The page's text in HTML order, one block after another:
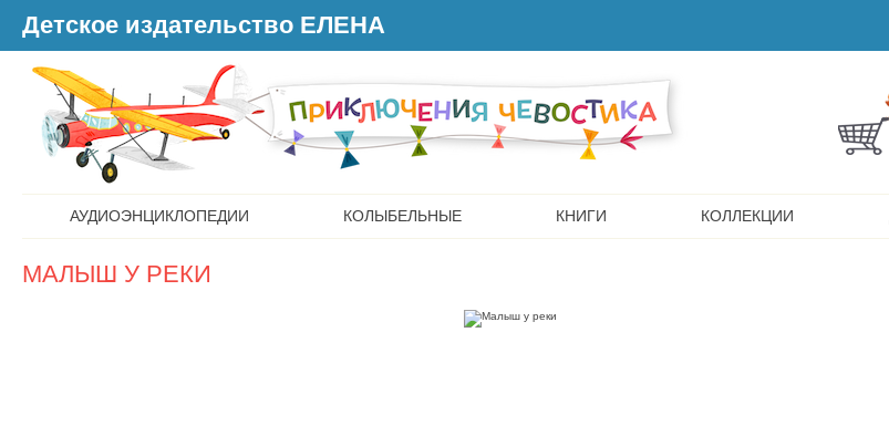
Детское издательство ЕЛЕНА
АУДИОЭНЦИКЛОПЕДИИ КОЛЫБЕЛЬНЫЕ КНИГИ КОЛЛЕКЦИИ
МАЛЫШ У РЕКИ